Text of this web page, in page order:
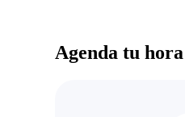
Agenda tu hora